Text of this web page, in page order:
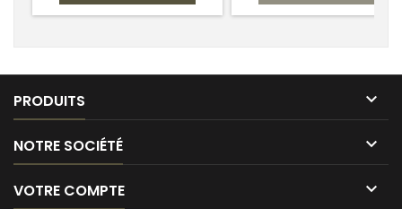
PRODUITS 
NOTRE SOCIÉTÉ 
VOTRE COMPTE 